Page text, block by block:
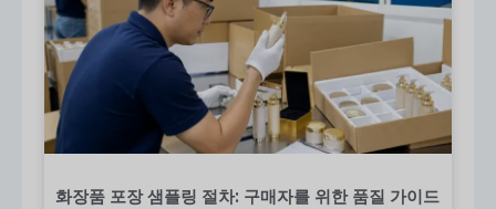
화장품 포장 샘플링 절차: 구매자를 위한 품질 가이드